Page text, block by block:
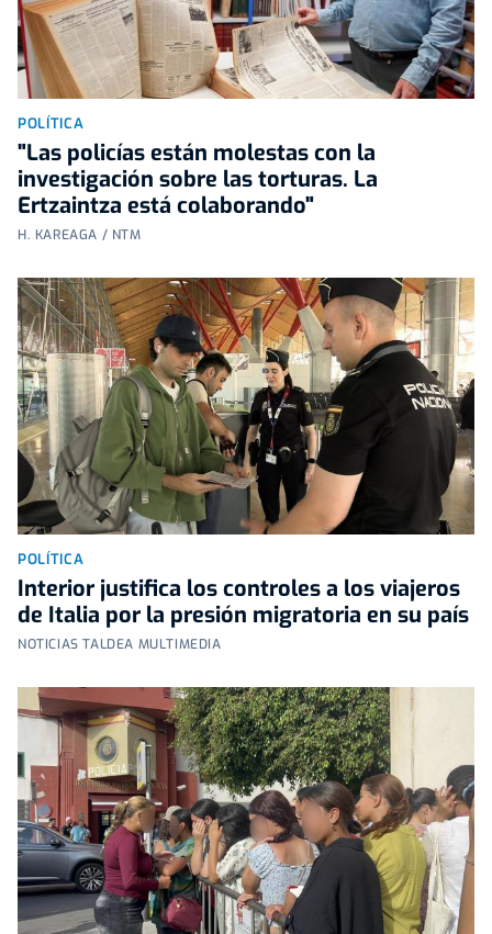
POLÍTICA
"Las policías están molestas con la
investigación sobre las torturas. La
Ertzaintza está colaborando"
H. KAREAGA / NTM
POLÍTICA
Interior justifica los controles a los viajeros
de Italia por la presión migratoria en su país
NOTICIAS TALDEA MULTIMEDIA